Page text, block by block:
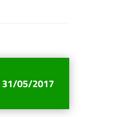
31/05/2017